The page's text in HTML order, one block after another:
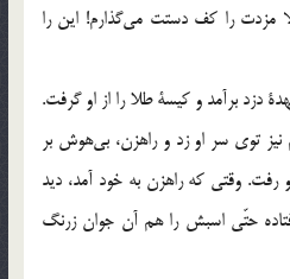
مزدت را كف دستت مي‌گذارم! اين را
دزد برآمد و كيسة طلا را از او گرفت.
توي سر او زد و راهزن، بي‌هوش بر
وقتي كه راهزن به خود آمد، ديد
حتّي اسبش را هم آن جوان زرنگ